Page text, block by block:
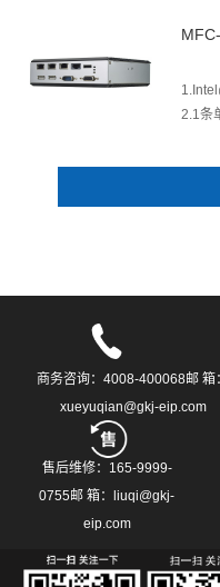
2.1条
3.支
5.超
商务咨询：4008-400068邮 箱：
xueyuqian@gkj-eip.com
售后维修：165-9999-
0755邮 箱：liuqi@gkj-
eip.com